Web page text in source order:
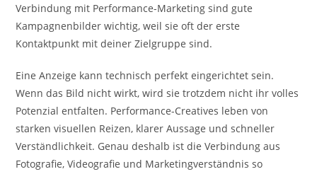
Verbindung mit Performance-Marketing sind gute
Kampagnenbilder wichtig, weil sie oft der erste
Kontaktpunkt mit deiner Zielgruppe sind.
Eine Anzeige kann technisch perfekt eingerichtet sein.
Wenn das Bild nicht wirkt, wird sie trotzdem nicht ihr volles
Potenzial entfalten. Performance-Creatives leben von
starken visuellen Reizen, klarer Aussage und schneller
Verständlichkeit. Genau deshalb ist die Verbindung aus
Fotografie, Videografie und Marketingverständnis so